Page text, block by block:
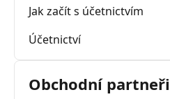
Jak začít s účetnictvím
Účetnictví
Obchodní partneři